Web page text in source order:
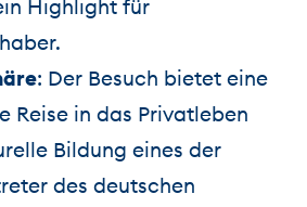
Highlight für
: Der Besuch bietet eine
Reise in das Privatleben
Bildung eines der
des deutschen